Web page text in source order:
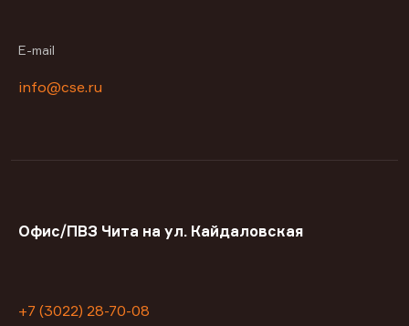
E-mail
info@cse.ru
Офис/ПВЗ Чита на ул. Кайдаловская
+7 (3022) 28-70-08